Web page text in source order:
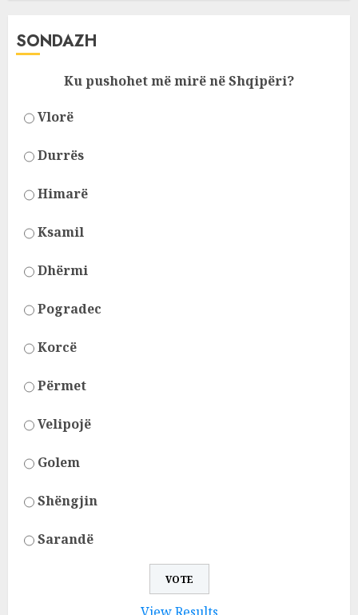
SONDAZH
Ku pushohet më mirë në Shqipëri?
Vlorë
Durrës
Himarë
Ksamil
Dhërmi
Pogradec
Korcë
Përmet
Velipojë
Golem
Shëngjin
Sarandë